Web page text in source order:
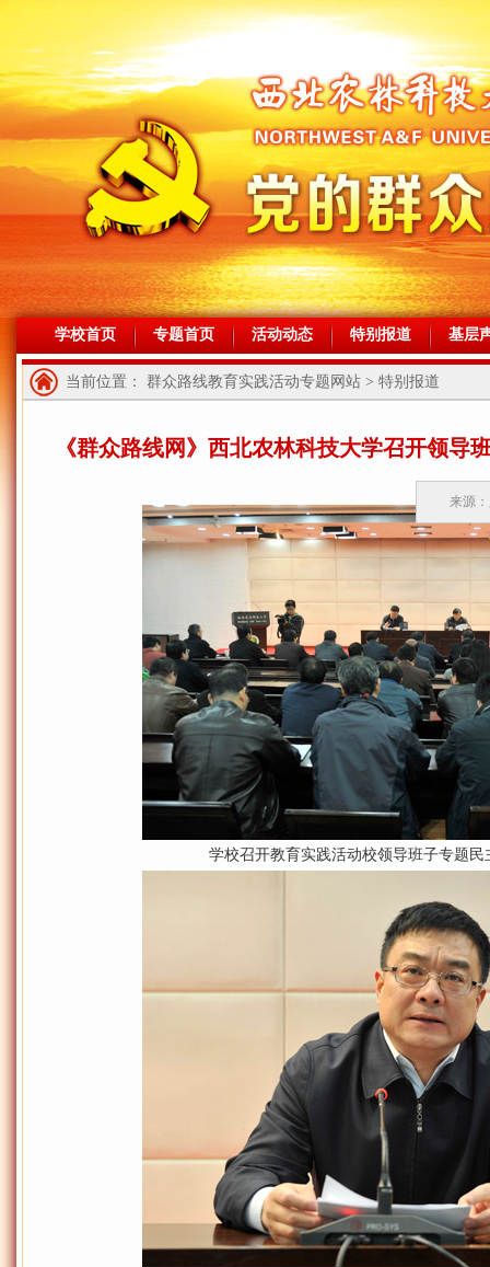
学校首页 专题首页 活动动态 特别报道 基层
当前位置： 群众路线教育实践活动专题网站 > 特别报道
《群众路线网》西北农林科技大学召开领导
来源
学校召开教育实践活动校领导班子专题